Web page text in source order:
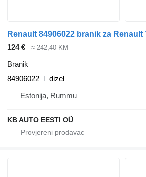
Renault 84906022 branik za Renault
124 €
≈ 242,40 KM
Branik
84906022
dizel
Estonija, Rummu
KB AUTO EESTI OÜ